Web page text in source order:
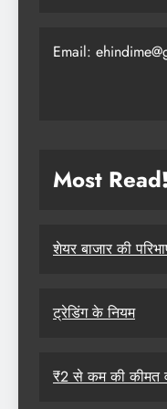
Email:
Most Read
शेयर बाजार की
ट्रेडिंग के नियम
₹2 से कम की कीमत